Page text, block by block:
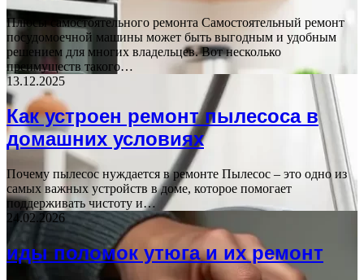
Плюсы самостоятельного ремонта Самостоятельный ремонт
посудомоечной машины может быть выгодным и удобным
решением для многих владельцев. Вот несколько
преимуществ такого…
13.12.2025
Как устроен ремонт пылесоса в
домашних условиях
Почему пылесос нуждается в ремонте Пылесос – это одно из
самых важных устройств в доме, которое помогает
поддерживать чистоту и…
24.02.2026
иды поломок утюга и их ремонт